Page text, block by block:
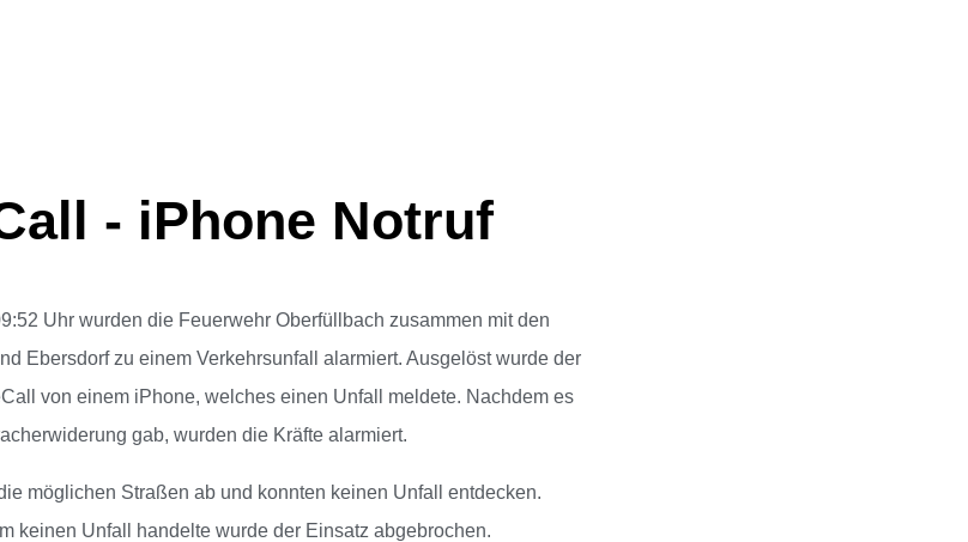
- iPhone Notruf
Uhr wurden die Feuerwehr Oberfüllbach zusammen mit den
Ebersdorf zu einem Verkehrsunfall alarmiert. Ausgelöst wurde der
von einem iPhone, welches einen Unfall meldete. Nachdem es
gab, wurden die Kräfte alarmiert.
möglichen Straßen ab und konnten keinen Unfall entdecken.
keinen Unfall handelte wurde der Einsatz abgebrochen.